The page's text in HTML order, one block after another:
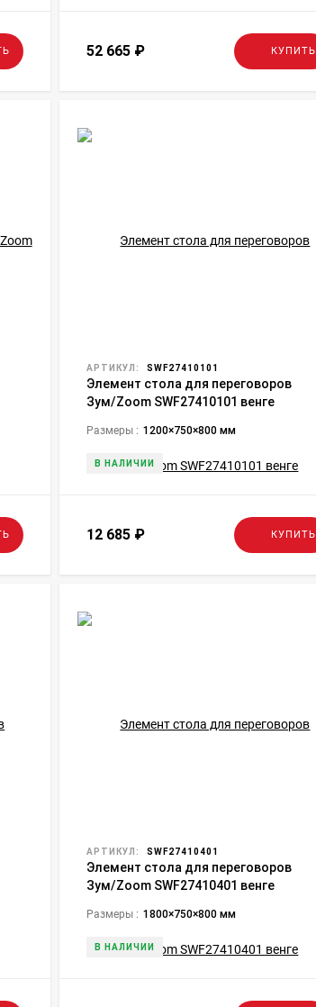
52 665 ₽ КУПИТЬ
АРТИКУЛ: SWF27410101
Элемент стола для переговоров
Зум/Zoom SWF27410101 венге
Размеры : 1200×750×800 мм
В НАЛИЧИИ
12 685 ₽ КУПИТЬ
АРТИКУЛ: SWF27410401
Элемент стола для переговоров
Зум/Zoom SWF27410401 венге
Размеры : 1800×750×800 мм
В НАЛИЧИИ